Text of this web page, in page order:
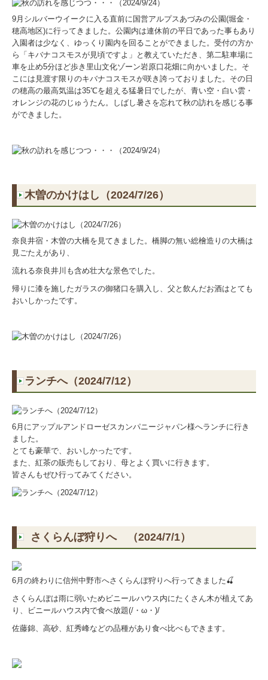
9月シルバーウイークに入る直前に国営アルプスあづみの公園(堀金・
穂高地区)に行ってきました。公園内は連休前の平日であった事もあり
入園者は少なく、ゆっくり園内を回ることができました。受付の方か
ら「キバナコスモスが見頃ですよ」と教えていただき、第二駐車場に
車を止め5分ほど歩き里山文化ゾーン岩原口花畑に向かいました。そ
こには見渡す限りのキバナコスモスが咲き誇っておりました。その日
の穂高の最高気温は35℃を超える猛暑日でしたが、青い空・白い雲・
オレンジの花のじゅうたん。しばし暑さを忘れて秋の訪れを感じる事
ができました。
木曽のかけはし（2024/7/26）
奈良井宿・木曽の大橋を見てきました。橋脚の無い総檜造りの大橋は
見ごたえがあり、
流れる奈良井川も含め壮大な景色でした。
帰りに漆を施したガラスの御猪口を購入し、父と飲んだお酒はとても
おいしかったです。
ランチへ（2024/7/12）
6月にアップルアンドローゼスカンパニージャパン様へランチに行き
ました。
とても豪華で、おいしかったです。
また、紅茶の販売もしており、母とよく買いに行きます。
皆さんもぜひ行ってみてください。
さくらんぼ狩りへ （2024/7/1）
6月の終わりに信州中野市へさくらんぼ狩りへ行ってきました🍒
さくらんぼは雨に弱いためビニールハウス内にたくさん木が植えてあ
り、ビニールハウス内で食べ放題(/・ω・)/
佐藤錦、高砂、紅秀峰などの品種があり食べ比べもできます。